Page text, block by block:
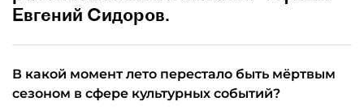
Евгений Сидоров.
В какой момент лето перестало быть мёртвым
сезоном в сфере культурных событий?